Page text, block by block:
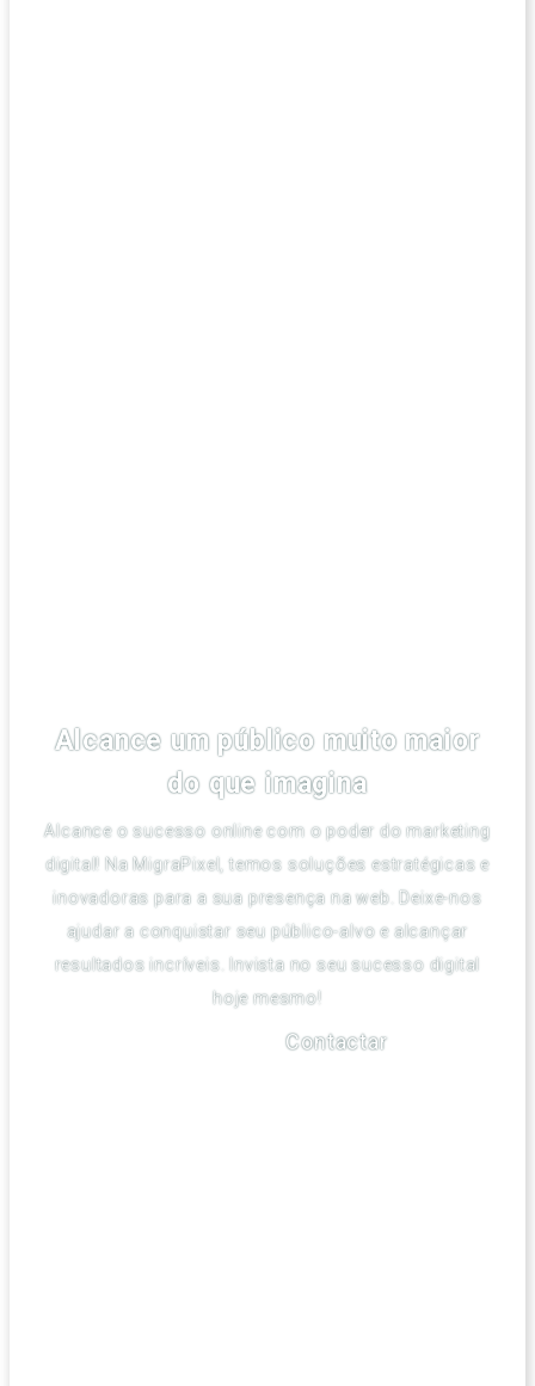
Alcance um público muito maior
do que imagina
Alcance o sucesso online com o poder do marketing
digital! Na MigraPixel, temos soluções estratégicas e
inovadoras para a sua presença na web. Deixe-nos
ajudar a conquistar seu público-alvo e alcançar
resultados incríveis. Invista no seu sucesso digital
hoje mesmo!
Contactar